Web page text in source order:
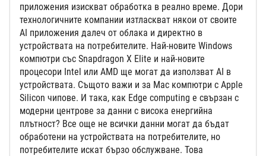
приложения изискват обработка в реално време. Дори
технологичните компании изтласкват някои от своите
AI приложения далеч от облака и директно в
устройствата на потребителите. Най-новите Windows
компютри със Snapdragon X Elite и най-новите
процесори Intel или AMD ще могат да използват AI в
устройствата. Същото важи и за Mac компютри с Apple
Silicon чипове. И така, как Edge computing е свързан с
модерни центрове за данни с висока енергийна
плътност? Все още не всички данни могат да бъдат
обработени на устройствата на потребителите, но
потребителите искат бързо обслужване. Това